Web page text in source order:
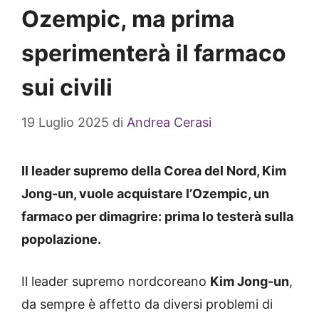
Ozempic, ma prima
sperimenterà il farmaco
sui civili
19 Luglio 2025 di Andrea Cerasi
Il leader supremo della Corea del Nord, Kim
Jong-un, vuole acquistare l’Ozempic, un
farmaco per dimagrire: prima lo testerà sulla
popolazione.
Il leader supremo nordcoreano Kim Jong-un,
da sempre è affetto da diversi problemi di